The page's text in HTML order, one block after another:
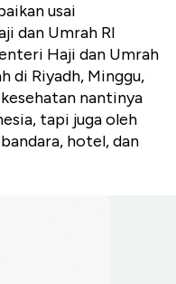
usai
dan Umrah RI
Haji dan Umrah
di Riyadh, Minggu,
nantinya
tapi juga oleh
hotel, dan